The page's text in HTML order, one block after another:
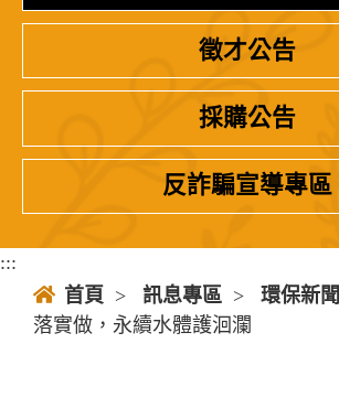
徵才公告
採購公告
反詐騙宣導專區
:::
首頁 > 訊息專區 > 環保新聞
落實做，永續水體護洄瀾